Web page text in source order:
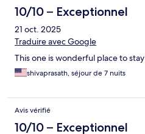
10/10 – Exceptionnel
21 oct. 2025
Traduire avec Google
This one is wonderful place to stay
shivaprasath, séjour de 7 nuits
Avis vérifié
10/10 – Exceptionnel